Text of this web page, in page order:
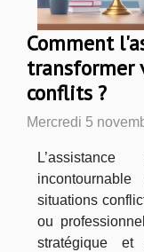
Comment
transformer
conflits ?
Mercredi 5
situations
ou
stratégique